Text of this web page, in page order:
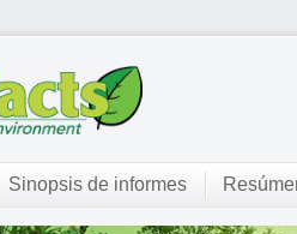
Sinopsis de informes